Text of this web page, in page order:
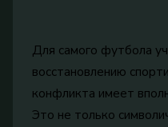
Для самого футбола
восстановлению
конфликта имеет
Это не только